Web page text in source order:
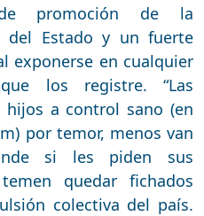
promoción de la
del Estado y un fuerte
exponerse en cualquier
los registre. “Las
a control sano (en
por temor, menos van
si les piden sus
quedar fichados
colectiva del país.